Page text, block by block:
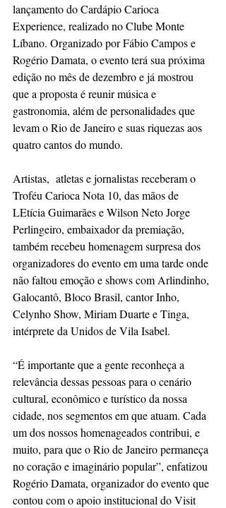
lançamento do Cardápio Carioca
Experience, realizado no Clube Monte
Líbano. Organizado por Fábio Campos e
Rogério Damata, o evento terá sua próxima
edição no mês de dezembro e já mostrou
que a proposta é reunir música e
gastronomia, além de personalidades que
levam o Rio de Janeiro e suas riquezas aos
quatro cantos do mundo.
Artistas,  atletas e jornalistas receberam o
Troféu Carioca Nota 10, das mãos de
LEtícia Guimarães e Wilson Neto Jorge
Perlingeiro, embaixador da premiação,
também recebeu homenagem surpresa dos
organizadores do evento em uma tarde onde
não faltou emoção e shows com Arlindinho,
Galocantô, Bloco Brasil, cantor Inho,
Celynho Show, Miriam Duarte e Tinga,
intérprete da Unidos de Vila Isabel.
“É importante que a gente reconheça a
relevância dessas pessoas para o cenário
cultural, econômico e turístico da nossa
cidade, nos segmentos em que atuam. Cada
um dos nossos homenageados contribui, e
muito, para que o Rio de Janeiro permaneça
no coração e imaginário popular”, enfatizou
Rogério Damata, organizador do evento que
contou com o apoio institucional do Visit